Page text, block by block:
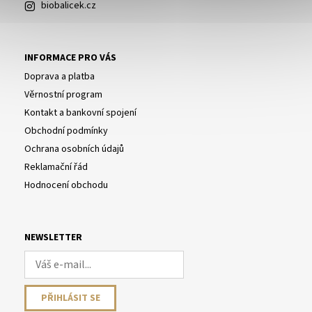
biobalicek.cz
INFORMACE PRO VÁS
Doprava a platba
Věrnostní program
Kontakt a bankovní spojení
Obchodní podmínky
Ochrana osobních údajů
Reklamační řád
Hodnocení obchodu
NEWSLETTER